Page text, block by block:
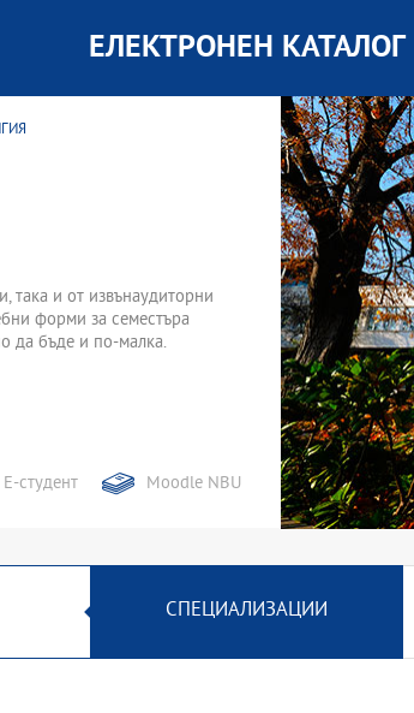
ЕЛЕКТРОНЕН КАТАЛОГ
така и от извънаудиторни
форми за семестъра
да бъде и по-малка.
Е-студент Moodle NBU
СПЕЦИАЛИЗАЦИИ